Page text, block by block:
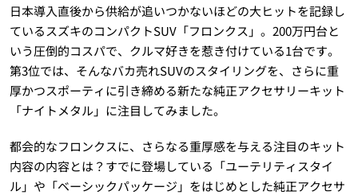
日本導入直後から供給が追いつかないほどの大ヒットを記録し
ているスズキのコンパクトSUV「フロンクス」。200万円台と
いう圧倒的コスパで、クルマ好きを惹き付けている1台です。
第3位では、そんなバカ売れSUVのスタイリングを、さらに重
厚かつスポーティに引き締める新たな純正アクセサリーキット
「ナイトメタル」に注目してみました。
都会的なフロンクスに、さらなる重厚感を与える注目のキット
内容の内容とは？すでに登場している「ユーテリティスタイ
ル」や「ベーシックパッケージ」をはじめとした純正アクセサ